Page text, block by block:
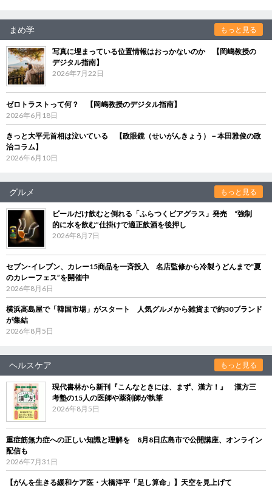
まめ学 もっと見る
写真に埋まっている位置情報はおっかないのか 【岡嶋教授の
デジタル指南】
2026年7月22日
ゼロトラストって何？ 【岡嶋教授のデジタル指南】
2026年6月18日
きっと大平元首相は泣いている 【政眼鏡（せいがんきょう）－本田雅俊の政
治コラム】
2026年6月10日
グルメ もっと見る
ビールだけ飲むと倒れる「ふらつくビアグラス」発売 “強制
的に水を飲む”仕掛けで適正飲酒を後押し
2026年8月7日
セブン‐イレブン、カレー15商品を一斉投入 名店監修から冷製うどんまで“夏
のカレーフェス”を開催中
2026年8月6日
横浜高島屋で「韓国市場」がスタート 人気グルメから雑貨まで約30ブランド
が集結
2026年8月5日
ヘルスケア もっと見る
現代書林から新刊『こんなときには、まず、漢方！』 漢方三
考塾の15人の医師や薬剤師が執筆
2026年8月5日
重症筋無力症への正しい知識と理解を 8月8日広島市で公開講座、オンライン
配信も
2026年7月31日
【がんを生きる緩和ケア医・大橋洋平「足し算命」】天空を見上げて